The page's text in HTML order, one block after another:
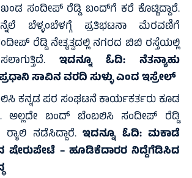
ಸಂದೀಪ್ ರೆಡ್ಡಿ ಬಂದ್‌ಗೆ ಕರೆ ಕೊಟ್ಟಿದ್ದಾರೆ.
ಬೆಳ್ಳಂಬೆಳಗ್ಗೆ ಪ್ರತಿಭಟನಾ ಮೆರವಣಿಗೆ
ರೆಡ್ಡಿ ನೇತೃತ್ವದಲ್ಲಿ ನಗರದ ಬಿಬಿ ರಸ್ತೆಯಲ್ಲಿ
ಇದನ್ನೂ ಓದಿ: ನೆತನ್ಯಾಹು
ಪ್ರಧಾನಿ ಸಾವಿನ ವರದಿ ಸುಳ್ಳು ಎಂದ ಇಸ್ರೇಲ್‌
ಕನ್ನಡ ಪರ ಸಂಘಟನೆ ಕಾರ್ಯಕರ್ತರು ಕೂಡ
ಅಲ್ಲದೇ ಬಂದ್ ಬೆಂಬಲಿಸಿ ಸಂದೀಪ್ ರೆಡ್ಡಿ
ನಡೆಸಿದ್ದಾರೆ. ಇದನ್ನೂ ಓದಿ: ಮಕಾಡೆ
– ಹೂಡಿಕೆದಾರರ ನಿದ್ದೆಗೆಡಿಸಿದ